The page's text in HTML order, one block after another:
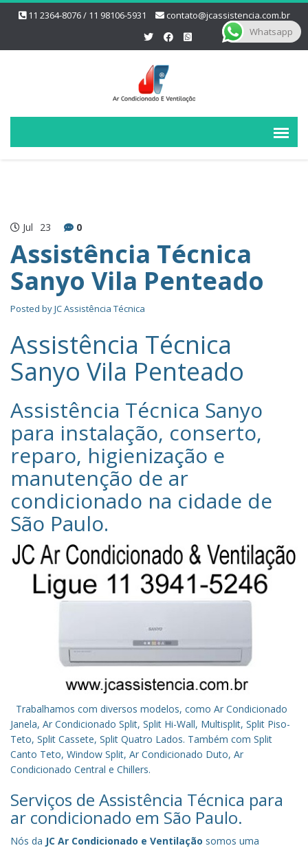
11 2364-8076 / 11 98106-5931 contato@jcassistencia.com.br
Jul 23 0
Assistência Técnica
Sanyo Vila Penteado
Posted byJC Assistência Técnica
Assistência Técnica
Sanyo Vila Penteado
Assistência Técnica Sanyo‎
para instalação, conserto,
reparo, higienização e
manutenção de ar
condicionado na cidade de
São Paulo.
Trabalhamos com diversos modelos, como Ar Condicionado
Janela, Ar Condicionado Split, Split Hi-Wall, Multisplit, Split Piso-
Teto, Split Cassete, Split Quatro Lados. Também com Split
Canto Teto, Window Split, Ar Condicionado Duto, Ar
Condicionado Central e Chillers.
Serviços de Assistência Técnica para
ar condicionado em São Paulo.
Nós da JC Ar Condicionado e Ventilação somos uma
Whatsapp